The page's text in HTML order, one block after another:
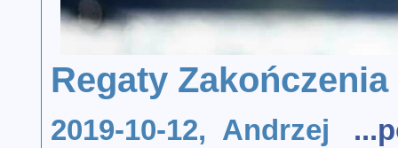
Regaty
2019-10-12, Andrzej